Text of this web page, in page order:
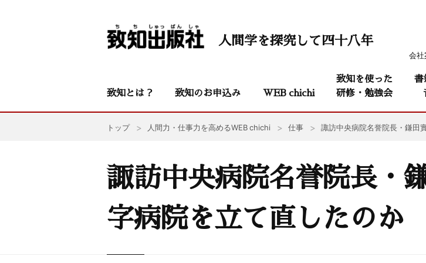
会社
人間学を探究して四十八年
致知とは？ 致知のお申込み WEB chichi
致知を使った
研修・勉強会
トップ 人間力・仕事力を高めるWEB chichi 仕事 諏訪中央病院名誉院長・鎌田
諏訪中央病院名誉院長・
字病院を立て直したのか